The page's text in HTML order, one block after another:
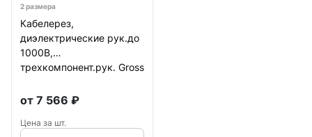
2 размера
Кабелерез,
диэлектрические рук.до
1000В,
трехкомпонент.рук. Gross
от 7 566 ₽
Цена за шт.